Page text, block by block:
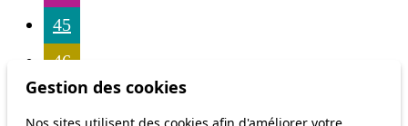
45
46
54
Gestion des cookies